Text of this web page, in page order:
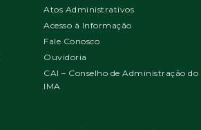
Atos Administrativos
Acesso à Informação
Fale Conosco
Ouvidoria
CAI – Conselho de Administração do
IMA